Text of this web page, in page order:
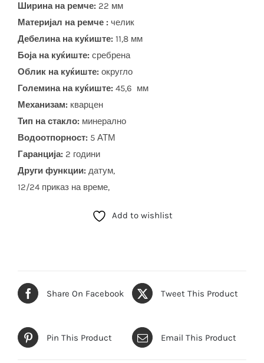
Ширина на ремче: 22 мм
Материјал на ремче : челик
Дебелина на куќиште: 11,8 мм
Боја на куќиште: сребрена
Облик на куќиште: округло
Големина на куќиште: 45,6 мм
Механизам: кварцен
Тип на стакло: минерално
Водоотпорност: 5 АТМ
Гаранција: 2 години
Други функции: датум,
12/24 приказ на време,
Add to wishlist
Share On Facebook Tweet This Product
Pin This Product Email This Product